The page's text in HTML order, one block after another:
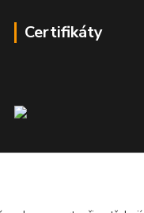
Certifikáty